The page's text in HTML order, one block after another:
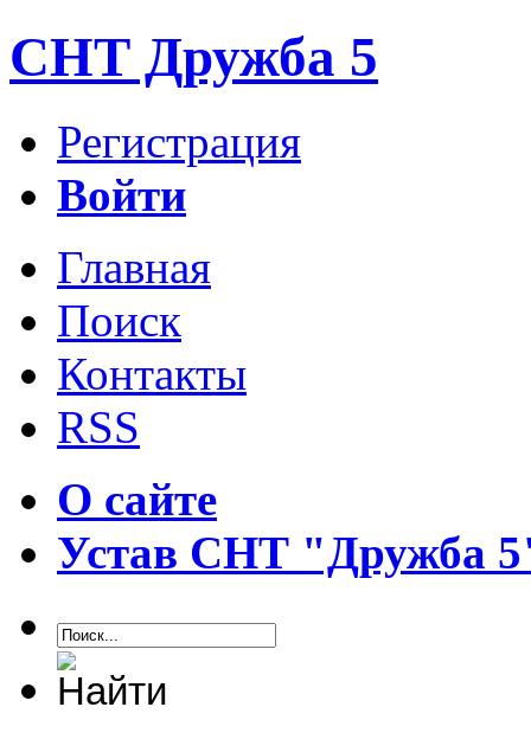
СНТ Дружба 5
Регистрация
Войти
Главная
Поиск
Контакты
RSS
О сайте
Устав СНТ "Дружба